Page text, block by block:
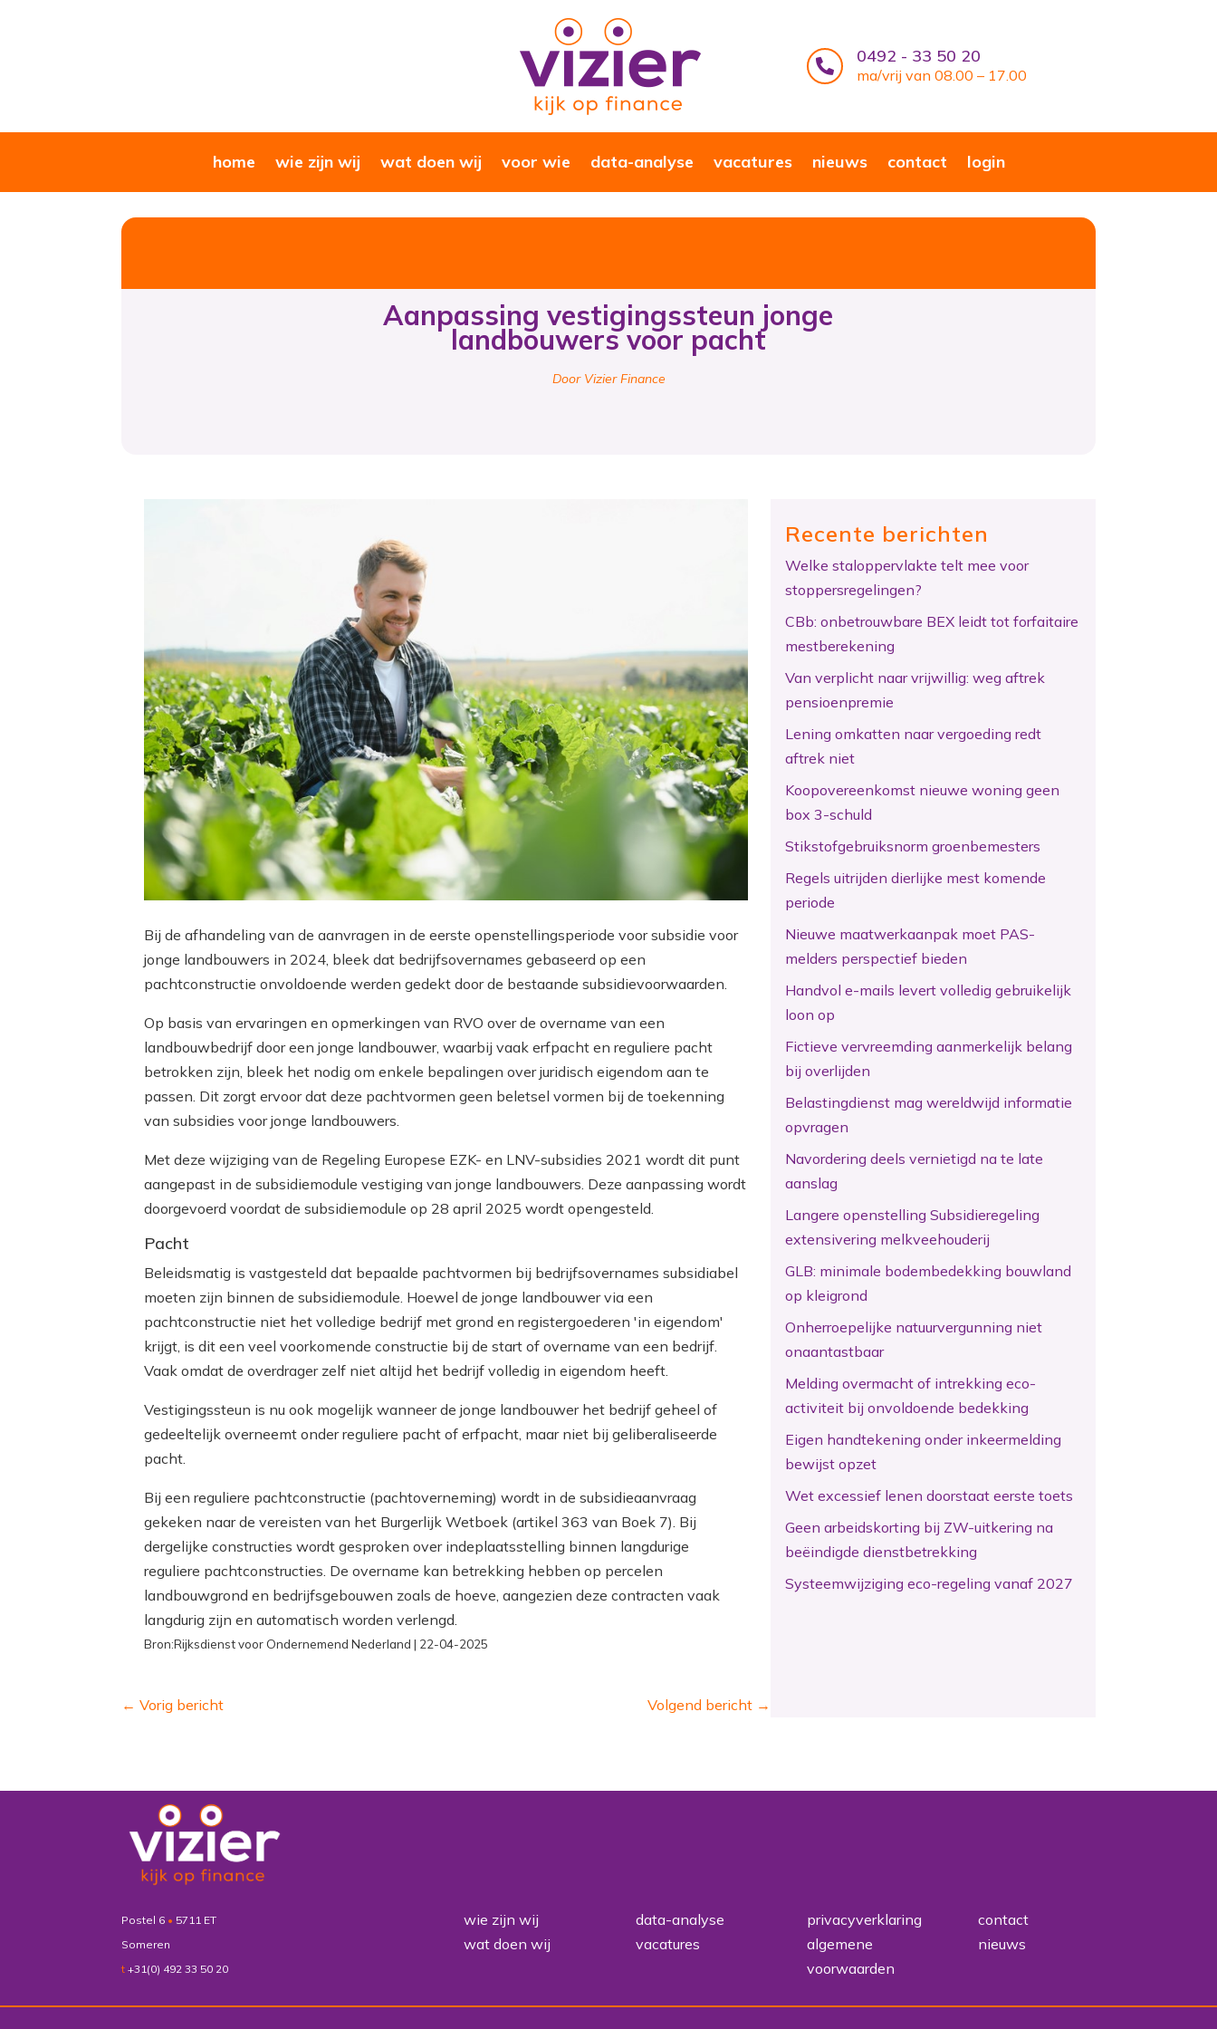
 0492 - 33 50 20
ma/vrij van 08.00 – 17.00
home wie zijn wij wat doen wij voor wie data-analyse vacatures nieuws contact login
Aanpassing vestigingssteun jonge
landbouwers voor pacht
Door Vizier Finance
Bij de afhandeling van de aanvragen in de eerste openstellingsperiode voor subsidie voor
jonge landbouwers in 2024, bleek dat bedrijfsovernames gebaseerd op een
pachtconstructie onvoldoende werden gedekt door de bestaande subsidievoorwaarden.
Op basis van ervaringen en opmerkingen van RVO over de overname van een
landbouwbedrijf door een jonge landbouwer, waarbij vaak erfpacht en reguliere pacht
betrokken zijn, bleek het nodig om enkele bepalingen over juridisch eigendom aan te
passen. Dit zorgt ervoor dat deze pachtvormen geen beletsel vormen bij de toekenning
van subsidies voor jonge landbouwers.
Met deze wijziging van de Regeling Europese EZK- en LNV-subsidies 2021 wordt dit punt
aangepast in de subsidiemodule vestiging van jonge landbouwers. Deze aanpassing wordt
doorgevoerd voordat de subsidiemodule op 28 april 2025 wordt opengesteld.
Pacht
Beleidsmatig is vastgesteld dat bepaalde pachtvormen bij bedrijfsovernames subsidiabel
moeten zijn binnen de subsidiemodule. Hoewel de jonge landbouwer via een
pachtconstructie niet het volledige bedrijf met grond en registergoederen 'in eigendom'
krijgt, is dit een veel voorkomende constructie bij de start of overname van een bedrijf.
Vaak omdat de overdrager zelf niet altijd het bedrijf volledig in eigendom heeft.
Vestigingssteun is nu ook mogelijk wanneer de jonge landbouwer het bedrijf geheel of
gedeeltelijk overneemt onder reguliere pacht of erfpacht, maar niet bij geliberaliseerde
pacht.
Bij een reguliere pachtconstructie (pachtoverneming) wordt in de subsidieaanvraag
gekeken naar de vereisten van het Burgerlijk Wetboek (artikel 363 van Boek 7). Bij
dergelijke constructies wordt gesproken over indeplaatsstelling binnen langdurige
reguliere pachtconstructies. De overname kan betrekking hebben op percelen
landbouwgrond en bedrijfsgebouwen zoals de hoeve, aangezien deze contracten vaak
langdurig zijn en automatisch worden verlengd.
Bron:Rijksdienst voor Ondernemend Nederland | 22-04-2025
←Vorig bericht Volgend bericht →
Recente berichten
Welke staloppervlakte telt mee voor
stoppersregelingen?
CBb: onbetrouwbare BEX leidt tot forfaitaire
mestberekening
Van verplicht naar vrijwillig: weg aftrek
pensioenpremie
Lening omkatten naar vergoeding redt
aftrek niet
Koopovereenkomst nieuwe woning geen
box 3-schuld
Stikstofgebruiksnorm groenbemesters
Regels uitrijden dierlijke mest komende
periode
Nieuwe maatwerkaanpak moet PAS-
melders perspectief bieden
Handvol e-mails levert volledig gebruikelijk
loon op
Fictieve vervreemding aanmerkelijk belang
bij overlijden
Belastingdienst mag wereldwijd informatie
opvragen
Navordering deels vernietigd na te late
aanslag
Langere openstelling Subsidieregeling
extensivering melkveehouderij
GLB: minimale bodembedekking bouwland
op kleigrond
Onherroepelijke natuurvergunning niet
onaantastbaar
Melding overmacht of intrekking eco-
activiteit bij onvoldoende bedekking
Eigen handtekening onder inkeermelding
bewijst opzet
Wet excessief lenen doorstaat eerste toets
Geen arbeidskorting bij ZW-uitkering na
beëindigde dienstbetrekking
Systeemwijziging eco-regeling vanaf 2027
Postel 6 • 5711 ET
Someren
t+31(0) 492 33 50 20
wie zijn wij
wat doen wij
data-analyse
vacatures
privacyverklaring
algemene
voorwaarden
contact
nieuws